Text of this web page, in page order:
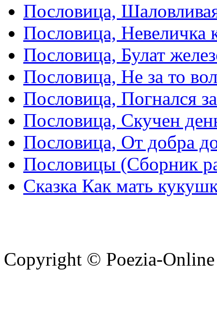
Пословица,
Пословица, Невеличка
Пословица, Булат
Пословица, Не за то
Пословица, Погнался
Пословица, Скучен
Пословица, От добра
Пословицы (Сборник
Сказка Как мать
Copyright © Poezia-